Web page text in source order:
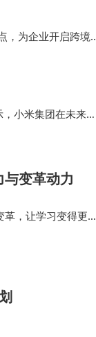
，为企业开启跨境
小米集团在未来五
变革动力
，让学习变得更加